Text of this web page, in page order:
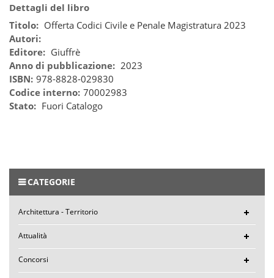
Dettagli del libro
Titolo: Offerta Codici Civile e Penale Magistratura 2023
Autori:
Editore: Giuffrè
Anno di pubblicazione: 2023
ISBN: 978-8828-029830
Codice interno: 70002983
Stato: Fuori Catalogo
CATEGORIE
Architettura - Territorio
Attualità
Concorsi